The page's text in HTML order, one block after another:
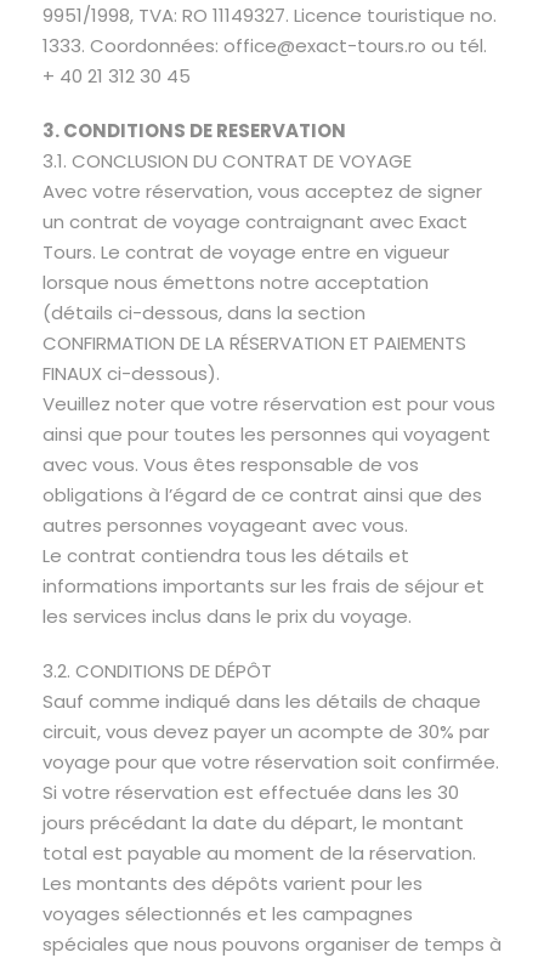
9951/1998, TVA: RO 11149327. Licence touristique no.
1333. Coordonnées: office@exact-tours.ro ou tél.
+ 40 21 312 30 45
3. CONDITIONS DE RESERVATION
3.1. CONCLUSION DU CONTRAT DE VOYAGE
Avec votre réservation, vous acceptez de signer
un contrat de voyage contraignant avec Exact
Tours. Le contrat de voyage entre en vigueur
lorsque nous émettons notre acceptation
(détails ci-dessous, dans la section
CONFIRMATION DE LA RÉSERVATION ET PAIEMENTS
FINAUX ci-dessous).
Veuillez noter que votre réservation est pour vous
ainsi que pour toutes les personnes qui voyagent
avec vous. Vous êtes responsable de vos
obligations à l’égard de ce contrat ainsi que des
autres personnes voyageant avec vous.
Le contrat contiendra tous les détails et
informations importants sur les frais de séjour et
les services inclus dans le prix du voyage.
3.2. CONDITIONS DE DÉPÔT
Sauf comme indiqué dans les détails de chaque
circuit, vous devez payer un acompte de 30% par
voyage pour que votre réservation soit confirmée.
Si votre réservation est effectuée dans les 30
jours précédant la date du départ, le montant
total est payable au moment de la réservation.
Les montants des dépôts varient pour les
voyages sélectionnés et les campagnes
spéciales que nous pouvons organiser de temps à